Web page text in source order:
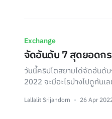
Exchange
จัดอันดับ 7 สุดยอดกร
วันนี้คริปโตสยามได้จัดอันดั
2022 จะมีอะไรบ้างไปดูกันเ
Lallalit Srijandorn 26 Apr